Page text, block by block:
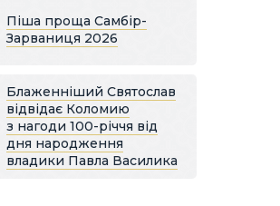
Піша проща Самбір-
Зарваниця 2026
Блаженніший Святослав
відвідає Коломию
з нагоди 100-річчя від
дня народження
владики Павла Василика